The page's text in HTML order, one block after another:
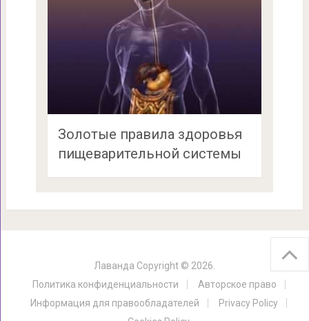
Золотые правила здоровья
пищеварительной системы
Лаванда Copyright © 2026.
Политика конфиденциальности
Авторское право
Информация для правообладателей
Privacy Policy